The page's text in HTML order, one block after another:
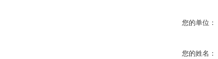
您的单位：
您的姓名：